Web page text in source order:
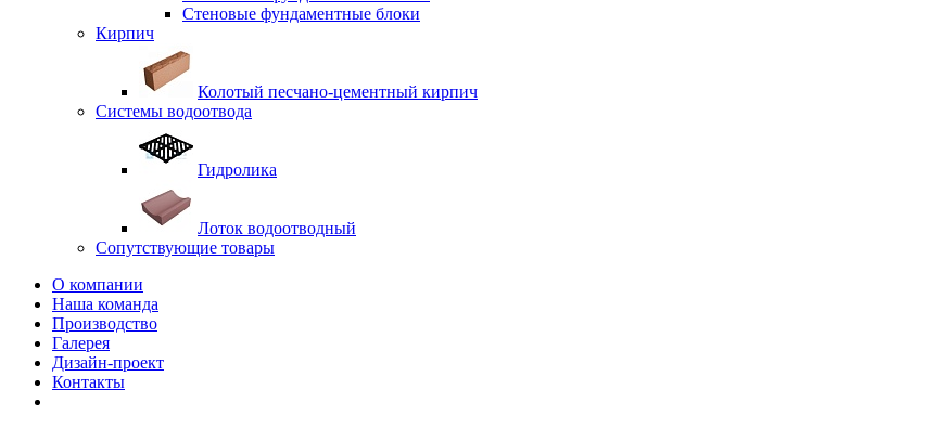
Стеновые фундаментные блоки
Кирпич
Колотый песчано-цементный кирпич
Системы водоотвода
Гидролика
Лоток водоотводный
Сопутствующие товары
О компании
Наша команда
Производство
Галерея
Дизайн-проект
Контакты